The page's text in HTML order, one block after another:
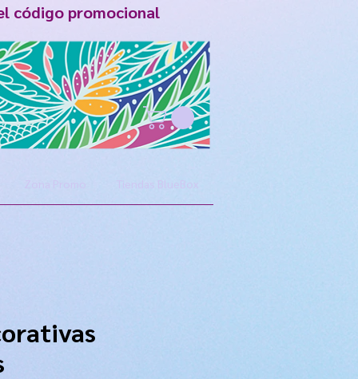
código promocional